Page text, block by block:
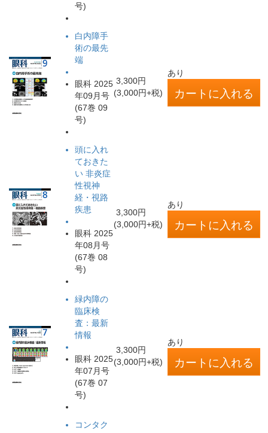
号)
白内障手
術の最先
端
眼科 2025
年09月号
(67巻 09
号)
3,300円
(3,000円+税)
あり
頭に入れ
ておきた
い 非炎症
性視神
経・視路
疾患
眼科 2025
年08月号
(67巻 08
号)
3,300円
(3,000円+税)
あり
緑内障の
臨床検
査：最新
情報
眼科 2025
年07月号
(67巻 07
号)
3,300円
(3,000円+税)
あり
コンタク